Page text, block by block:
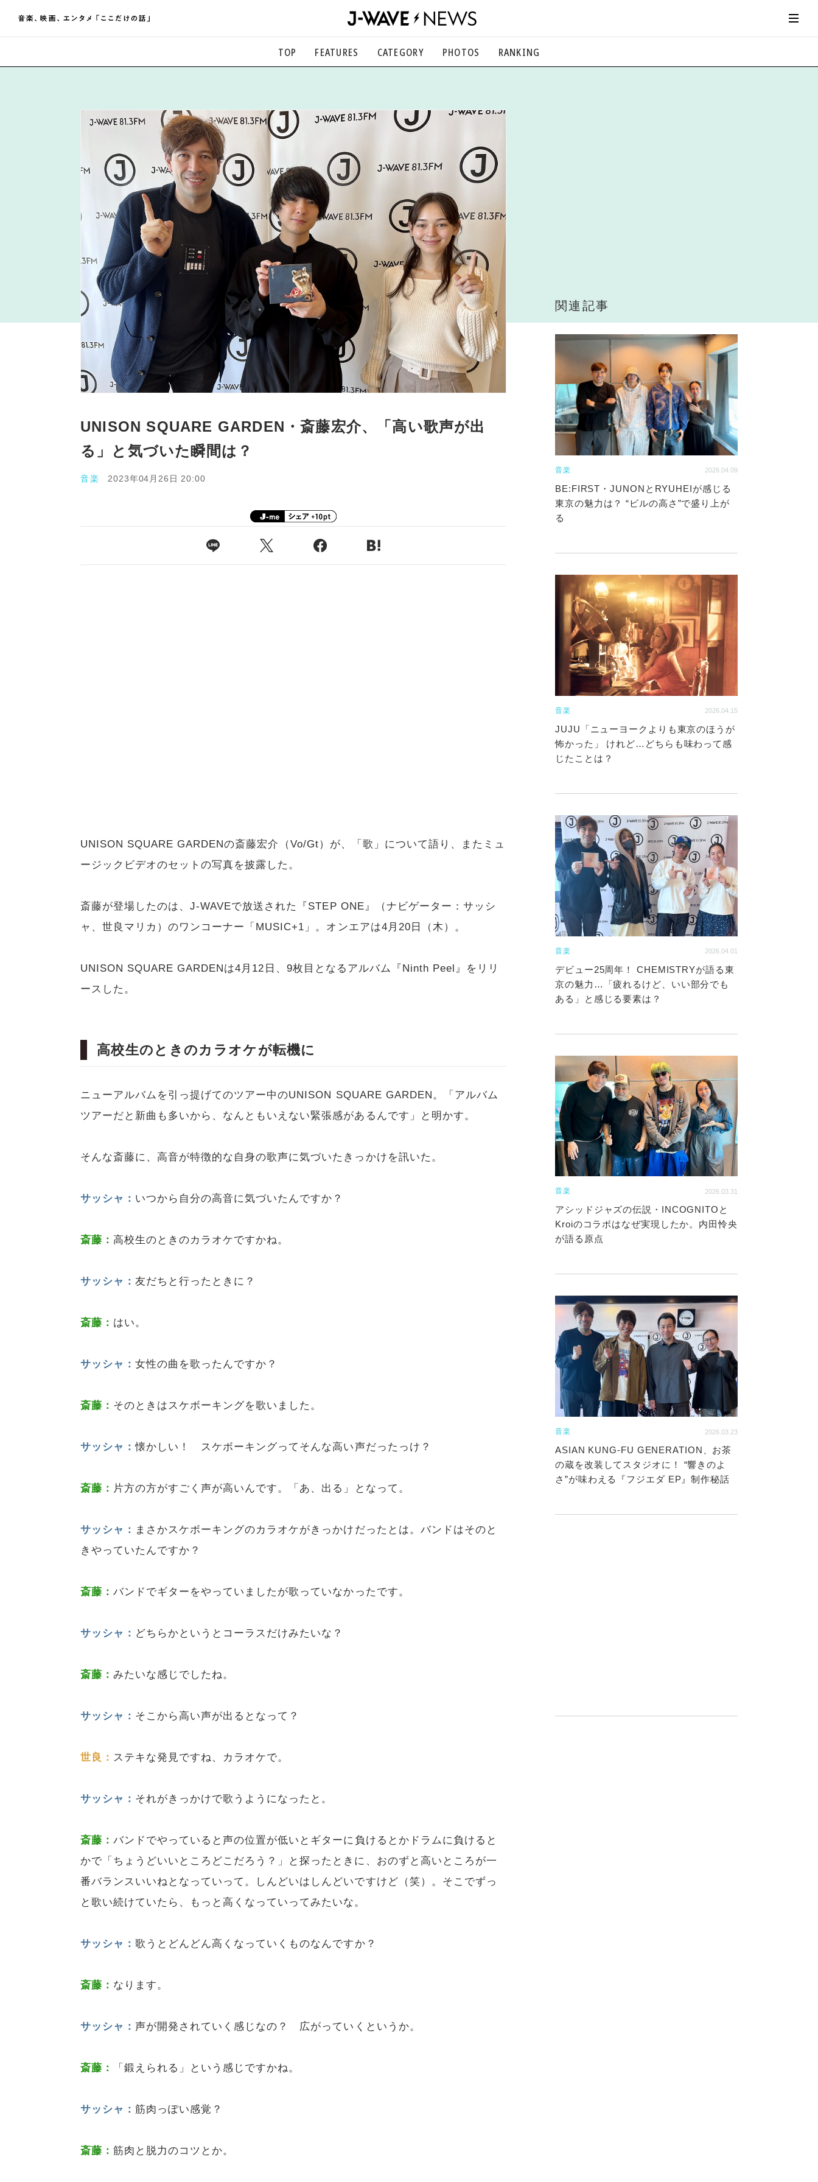
TOP FEATURES CATEGORY
映画、芸能、舞台、スポーツなど
カルチャー
ライフスタイル
食、健康、美容…暮らし豊かに
国内、海外の気になるトピック
PHOTOS RANKING
UNISON SQUARE GARDEN・斎藤宏介、「高い歌声が出
る」と気づいた瞬間は？
音楽 2023年04月26日 20:00
UNISON SQUARE GARDENの斎藤宏介（Vo/Gt）が、「歌」について語り、またミュ
ージックビデオのセットの写真を披露した。
斎藤が登場したのは、J-WAVEで放送された『STEP ONE』（ナビゲーター：サッシ
ャ、世良マリカ）のワンコーナー「MUSIC+1」。オンエアは4月20日（木）。
UNISON SQUARE GARDENは4月12日、9枚目となるアルバム『Ninth Peel』をリリ
ースした。
高校生のときのカラオケが転機に
ニューアルバムを引っ提げてのツアー中のUNISON SQUARE GARDEN。「アルバム
ツアーだと新曲も多いから、なんともいえない緊張感があるんです」と明かす。
そんな斎藤に、高音が特徴的な自身の歌声に気づいたきっかけを訊いた。
サッシャ： いつから自分の高音に気づいたんですか？
斎藤：高校生のときのカラオケですかね。
サッシャ：友だちと行ったときに？
斎藤： はい。
サッシャ：女性の曲を歌ったんですか？
斎藤： そのときはスケボーキングを歌いました。
サッシャ：懐かしい！ スケボーキングってそんな高い声だったっけ？
斎藤： 片方の方がすごく声が高いんです。「あ、出る」となって。
サッシャ： まさかスケボーキングのカラオケがきっかけだったとは。バンドはそのと
きやっていたんですか？
斎藤：バンドでギターをやっていましたが歌っていなかったです。
サッシャ： どちらかというとコーラスだけみたいな？
斎藤：みたいな感じでしたね。
サッシャ： そこから高い声が出るとなって？
世良： ステキな発見ですね、カラオケで。
サッシャ： それがきっかけで歌うようになったと。
斎藤：バンドでやっていると声の位置が低いとギターに負けるとかドラムに負けると
かで「ちょうどいいところどこだろう？」と探ったときに、おのずと高いところが一
番バランスいいねとなっていって。しんどいはしんどいですけど（笑）。そこでずっ
と歌い続けていたら、もっと高くなっていってみたいな。
サッシャ：歌うとどんどん高くなっていくものなんですか？
斎藤： なります。
サッシャ：声が開発されていく感じなの？ 広がっていくというか。
斎藤： 「鍛えられる」という感じですかね。
サッシャ：筋肉っぽい感覚？
斎藤：筋肉と脱力のコツとか。
関連記事
音楽 2026.04.09
BE:FIRST・JUNONとRYUHEIが感じる
東京の魅力は？ “ビルの高さ”で盛り上が
る
音楽 2026.04.15
JUJU「ニューヨークよりも東京のほうが
怖かった」 けれど…どちらも味わって感
じたことは？
音楽 2026.04.01
デビュー25周年！ CHEMISTRYが語る東
京の魅力…「疲れるけど、いい部分でも
ある」と感じる要素は？
音楽 2026.03.31
アシッドジャズの伝説・INCOGNITOと
Kroiのコラボはなぜ実現したか。内田怜央
が語る原点
音楽 2026.03.23
ASIAN KUNG-FU GENERATION、お茶
の蔵を改装してスタジオに！ “響きのよ
さ”が味わえる『フジエダ EP』制作秘話